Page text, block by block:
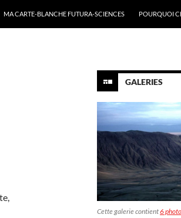
MA CARTE-BLANCHE FUTURA-SCIENCES
POURQUOI
GALERIES
Cette galerie contient6